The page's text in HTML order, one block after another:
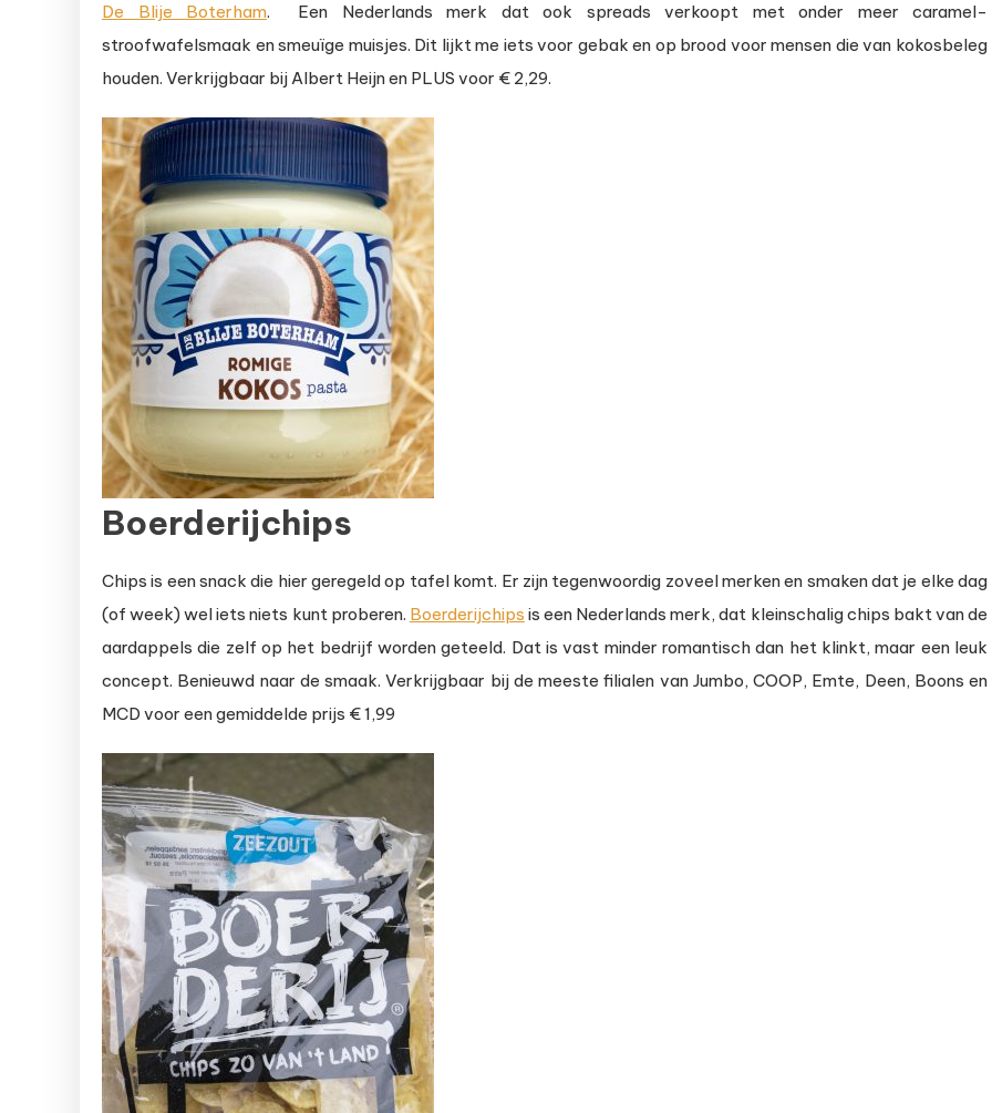
De Blije Boterham. Een Nederlands merk dat ook spreads verkoopt met onder meer caramel-
stroofwafelsmaak en smeuïge muisjes. Dit lijkt me iets voor gebak en op brood voor mensen die van kokosbeleg
houden. Verkrijgbaar bij Albert Heijn en PLUS voor € 2,29.
Boerderijchips
Chips is een snack die hier geregeld op tafel komt. Er zijn tegenwoordig zoveel merken en smaken dat je elke dag
(of week) wel iets niets kunt proberen. Boerderijchips is een Nederlands merk, dat kleinschalig chips bakt van de
aardappels die zelf op het bedrijf worden geteeld. Dat is vast minder romantisch dan het klinkt, maar een leuk
concept. Benieuwd naar de smaak. Verkrijgbaar bij de meeste filialen van Jumbo, COOP, Emte, Deen, Boons en
MCD voor een gemiddelde prijs € 1,99